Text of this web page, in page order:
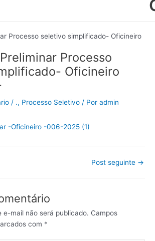
Processo seletivo simplificado- Oficineiro
Processo
Oficineiro
/ ., Processo Seletivo / Por admin
-Oficineiro -006-2025 (1)
Post seguinte →
e-mail não será publicado. Campos
com *